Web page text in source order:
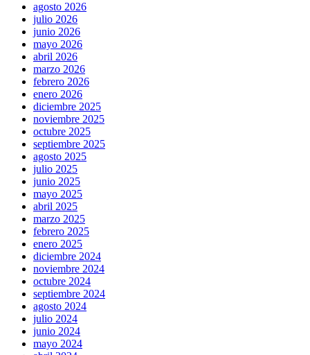
agosto 2026
julio 2026
junio 2026
mayo 2026
abril 2026
marzo 2026
febrero 2026
enero 2026
diciembre 2025
noviembre 2025
octubre 2025
septiembre 2025
agosto 2025
julio 2025
junio 2025
mayo 2025
abril 2025
marzo 2025
febrero 2025
enero 2025
diciembre 2024
noviembre 2024
octubre 2024
septiembre 2024
agosto 2024
julio 2024
junio 2024
mayo 2024